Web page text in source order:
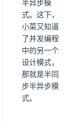
半异步模
式。这下，
小菜又知道
了并发编程
中的另一个
设计模式，
那就是半同
步半异步模
式。